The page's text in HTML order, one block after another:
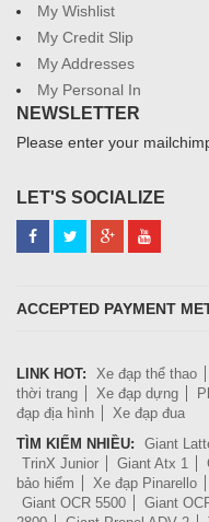
My Wishlist
My Credit Slip
My Addresses
My Personal In
NEWSLETTER
Please enter your
LET'S SOCIALIZE
ACCEPTED PAYMENT
LINK HOT: Xe đạp thể thao
thời trang
Xe đạp dựng
đạp địa hình
Xe đạp đua
TÌM KIẾM NHIỀU:
Giant
TrinX Junior
Giant Atx 1
bảo hiểm
Xe đạp Pinarello
Giant OCR 5500
Giant